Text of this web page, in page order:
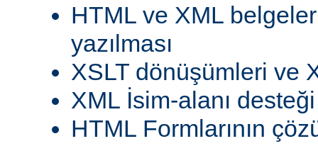
HTML ve XML
yazılması
XSLT dönüşümleri ve
XML İsim-alanı desteği
HTML Formlarının